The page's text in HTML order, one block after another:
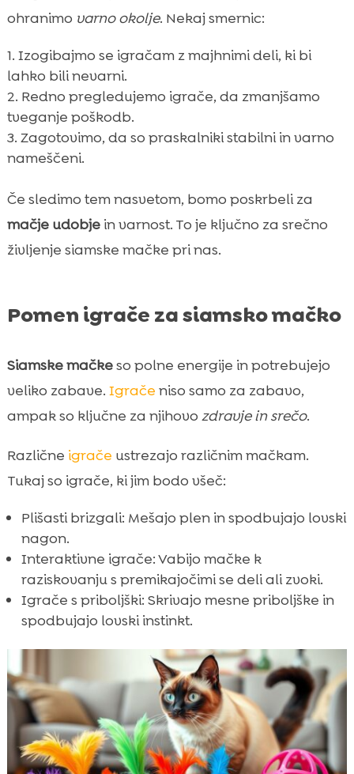
ohranimo varno okolje. Nekaj smernic:
Izogibajmo se igračam z majhnimi deli, ki bi
lahko bili nevarni.
Redno pregledujemo igrače, da zmanjšamo
tveganje poškodb.
Zagotovimo, da so praskalniki stabilni in varno
nameščeni.
Če sledimo tem nasvetom, bomo poskrbeli za
mačje udobjein varnost. To je ključno za srečno
življenje siamske mačke pri nas.
Pomen igrače za siamsko mačko
Siamske mačkeso polne energije in potrebujejo
veliko zabave. Igrače niso samo za zabavo,
ampak so ključne za njihovo zdravje in srečo.
Različne igrače ustrezajo različnim mačkam.
Tukaj so igrače, ki jim bodo všeč:
Plišasti brizgali: Mešajo plen in spodbujajo lovski
nagon.
Interaktivne igrače: Vabijo mačke k
raziskovanju s premikajočimi se deli ali zvoki.
Igrače s priboljški: Skrivajo mesne priboljške in
spodbujajo lovski instinkt.